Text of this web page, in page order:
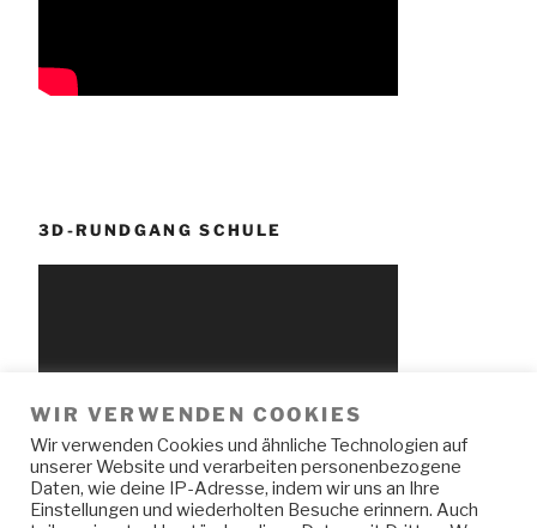
3D-RUNDGANG SCHULE
WIR VERWENDEN COOKIES
Wir verwenden Cookies und ähnliche Technologien auf
unserer Website und verarbeiten personenbezogene
Daten, wie deine IP-Adresse, indem wir uns an Ihre
Einstellungen und wiederholten Besuche erinnern. Auch